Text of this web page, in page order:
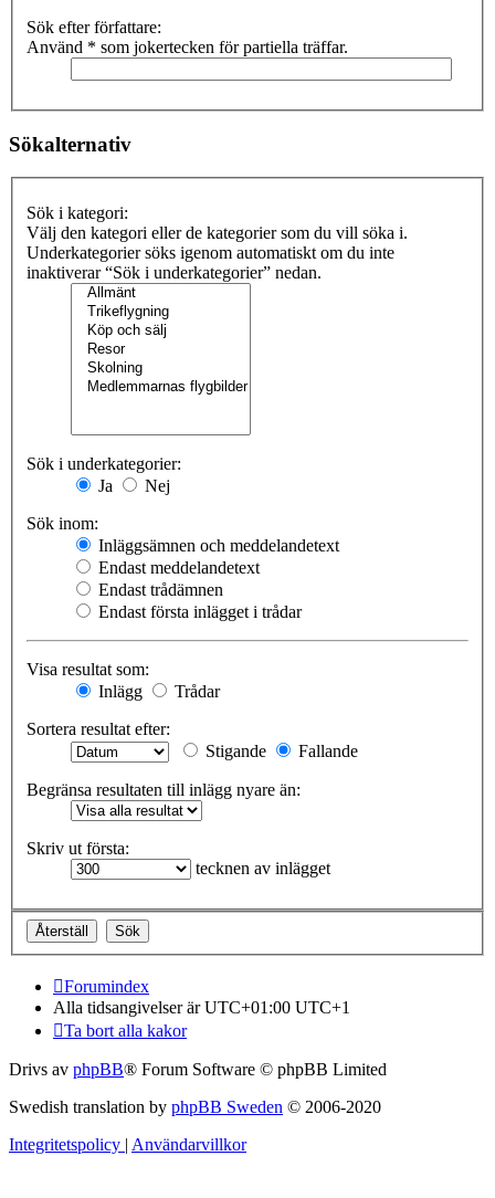
Sök efter författare:
Använd * som jokertecken för partiella träffar.
Sökalternativ
Sök i kategori:
Välj den kategori eller de kategorier som du vill söka i.
Underkategorier söks igenom automatiskt om du inte
inaktiverar “Sök i underkategorier” nedan.
Sök i underkategorier:
Ja
Nej
Sök inom:
Inläggsämnen och meddelandetext
Endast meddelandetext
Endast trådämnen
Endast första inlägget i trådar
Visa resultat som:
Inlägg
Trådar
Sortera resultat efter:
Stigande
Fallande
Begränsa resultaten till inlägg nyare än:
Skriv ut första:
tecknen av inlägget
Forumindex
Alla tidsangivelser är UTC+01:00 UTC+1
Ta bort alla kakor
Drivs av phpBB® Forum Software © phpBB Limited
Swedish translation by phpBB Sweden © 2006-2020
Integritetspolicy | Användarvillkor